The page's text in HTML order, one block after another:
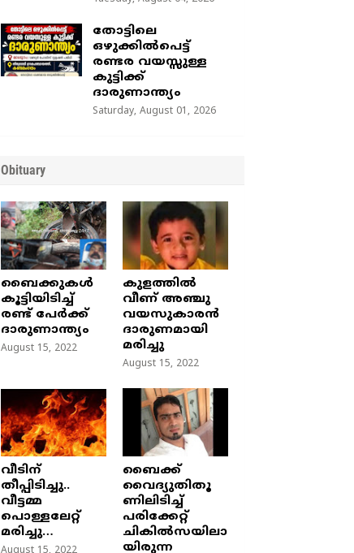
തോട്ടിലെ
ഒഴുക്കിൽപെട്ട്
രണ്ടര വയസ്സുള്ള
കുട്ടിക്ക്
ദാരുണാന്ത്യം
Saturday, August 01, 2026
Obituary
ബൈക്കുകൾ
കൂട്ടിയിടിച്ച്
രണ്ട് പേർക്ക്
ദാരുണാന്ത്യം
August 15, 2022
കുളത്തില്‍
വീണ് അഞ്ചു
വയസുകാരന്‍
ദാരുണമായി
മരിച്ചു
August 15, 2022
വീടിന്
തീപ്പിടിച്ചു..
വീട്ടമ്മ
പൊള്ളലേറ്റ്
മരിച്ചു…
ബൈക്ക്
വൈദ്യുതിതൂ
ണിലിടിച്ച്‌
പരിക്കേറ്റ്
ചികില്‍സയിലാ
യിരുന്ന